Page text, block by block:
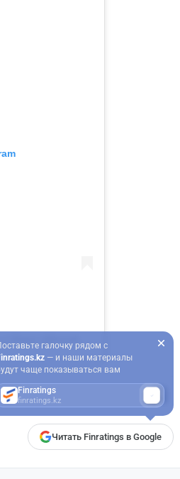
Читать Finratings в Google
галочку рядом с
— и наши материалы
чаще показываться вам
Finratings
finratings.kz